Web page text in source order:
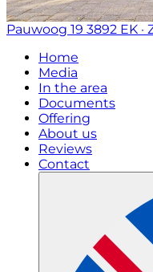
Pauwoog 19 3892 EK ·
Home
Media
In the area
Documents
Offering
About us
Reviews
Contact